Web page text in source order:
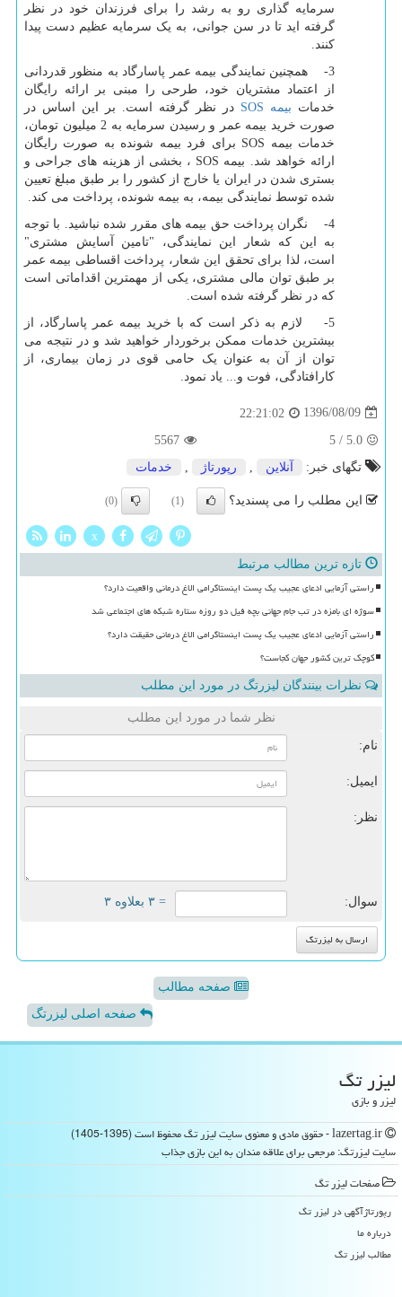
سرمایه گذاری رو به رشد را برای فرزندان خود در نظر
گرفته اید تا در سن جوانی، به یک سرمایه عظیم دست پیدا
کنند.
3- همچنین نمایندگی بیمه عمر پاسارگاد به منظور قدردانی
از اعتماد مشتریان خود، طرحی را مبنی بر ارائه رایگان
خدمات بیمه SOS در نظر گرفته است. بر این اساس در
صورت خرید بیمه عمر و رسیدن سرمایه به 2 میلیون تومان،
خدمات بیمه SOS برای فرد بیمه شونده به صورت رایگان
ارائه خواهد شد. بیمه SOS ، بخشی از هزینه های جراحی و
بستری شدن در ایران یا خارج از کشور را بر طبق مبلغ تعیین
شده توسط نمایندگی بیمه، به بیمه شونده، پرداخت می کند.
4- نگران پرداخت حق بیمه های مقرر شده نباشید. با توجه
به این که شعار این نمایندگی، "تامین آسایش مشتری"
است، لذا برای تحقق این شعار، پرداخت اقساطی بیمه عمر
بر طبق توان مالی مشتری، یکی از مهمترین اقداماتی است
که در نظر گرفته شده است.
5- لازم به ذکر است که با خرید بیمه عمر پاسارگاد، از
بیشترین خدمات ممکن برخوردار خواهید شد و در نتیجه می
توان از آن به عنوان یک حامی قوی در زمان بیماری، از
کارافتادگی، فوت و... یاد نمود.
1396/08/09
22:21:02
5.0
/
5
5567
تگهای خبر:
آنلاین , رپورتاژ , خدمات
این مطلب را می پسندید؟ (1)
(0)
x
تازه ترین مطالب مرتبط
راستی آزمایی ادعای عجیب یک پست اینستاگرامی الاغ درمانی واقعیت دارد؟
سوژه ای بامزه در تب جام جهانی بچه فیل دو روزه ستاره شبکه های اجتماعی شد
راستی آزمایی ادعای عجیب یک پست اینستاگرامی الاغ درمانی حقیقت دارد؟
کوچک ترین کشور جهان کجاست؟
نظرات بینندگان لیزرتگ در مورد این مطلب
نظر شما در مورد این مطلب
نام:
ایمیل:
نظر:
سوال: = ۳ بعلاوه ۳
صفحه مطالب
صفحه اصلی لیزرتگ
لیزر تگ
لیزر و بازی
سایت لیزرتگ: مرجعی برای علاقه مندان به این بازی جذاب
صفحات لیزر تگ
رپورتاژآگهی در لیزر تگ
درباره ما
مطالب لیزر تگ